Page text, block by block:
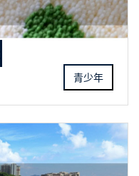
青少年